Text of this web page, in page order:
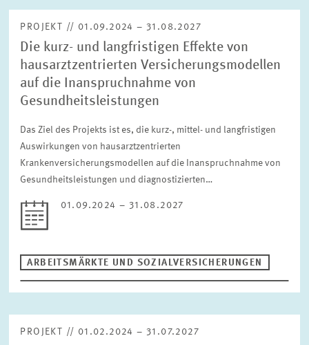
PROJEKT // 01.09.2024 – 31.08.2027
Die kurz- und langfristigen Effekte von
hausarztzentrierten Versicherungsmodellen
auf die Inanspruchnahme von
Gesundheitsleistungen
Das Ziel des Projekts ist es, die kurz-, mittel- und langfristigen
Auswirkungen von hausarztzentrierten
Krankenversicherungsmodellen auf die Inanspruchnahme von
Gesundheitsleistungen und diagnostizierten…
01.09.2024 – 31.08.2027
ARBEITSMÄRKTE UND SOZIALVERSICHERUNGEN
PROJEKT // 01.02.2024 – 31.07.2027